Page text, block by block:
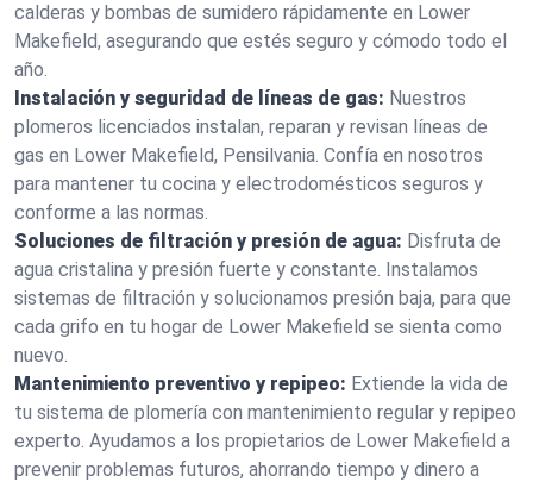
calderas y bombas de sumidero rápidamente en Lower
Makefield, asegurando que estés seguro y cómodo todo el
año.
Instalación y seguridad de líneas de gas: Nuestros
plomeros licenciados instalan, reparan y revisan líneas de
gas en Lower Makefield, Pensilvania. Confía en nosotros
para mantener tu cocina y electrodomésticos seguros y
conforme a las normas.
Soluciones de filtración y presión de agua: Disfruta de
agua cristalina y presión fuerte y constante. Instalamos
sistemas de filtración y solucionamos presión baja, para que
cada grifo en tu hogar de Lower Makefield se sienta como
nuevo.
Mantenimiento preventivo y repipeo: Extiende la vida de
tu sistema de plomería con mantenimiento regular y repipeo
experto. Ayudamos a los propietarios de Lower Makefield a
prevenir problemas futuros, ahorrando tiempo y dinero a